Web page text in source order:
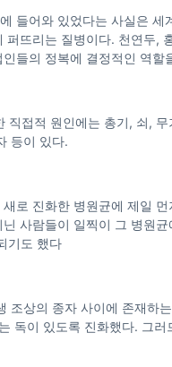
들어와 있었다는 사실은
퍼뜨리는 질병이다. 천연두,
들의 정복에 결정적인 역할
직접적 원인에는 총기, 쇠,
등이 있다.
새로 진화한 병원균에 제일
사람들이 일찍이 그 병원
기도 했다
조상의 종자 사이에 존재
독이 있도록 진화했다. 그